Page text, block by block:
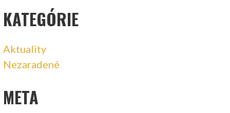
KATEGÓRIE
Aktuality
Nezaradené
META